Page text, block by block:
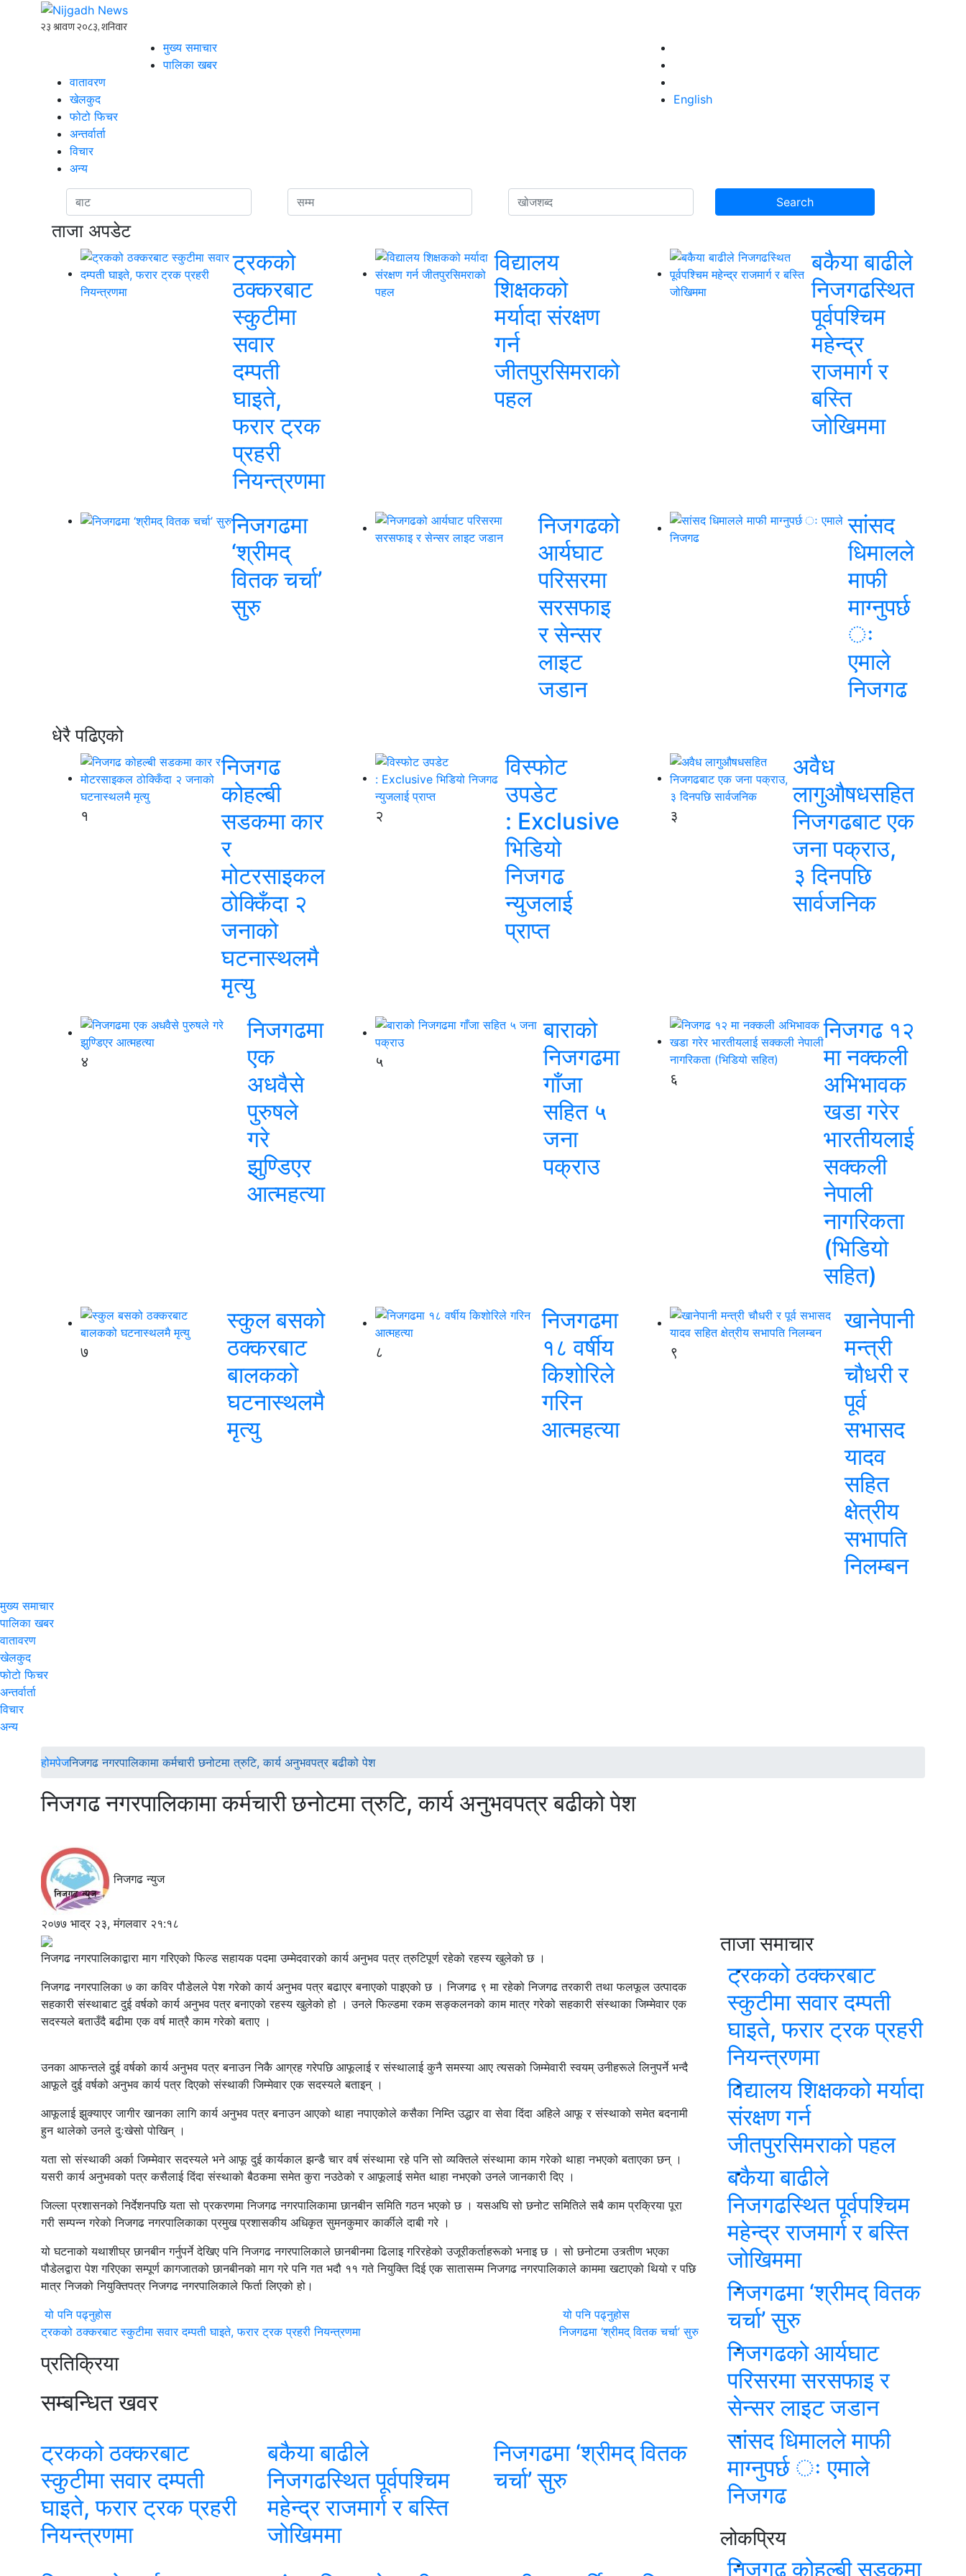
मुख्य समाचार
पालिका खबर
वातावरण
खेलकुद
फोटो फिचर
अन्तर्वार्ता
विचार
अन्य
English
ताजा अपडेट
ट्रकको
ठक्करबाट
स्कुटीमा
सवार
दम्पती
घाइते,
फरार ट्रक
प्रहरी
नियन्त्रणमा
विद्यालय
शिक्षकको
मर्यादा संरक्षण
गर्न
जीतपुरसिमराको
पहल
बकैया बाढीले
निजगढस्थित
पूर्वपश्चिम
महेन्द्र
राजमार्ग र
बस्ति
जोखिममा
निजगढमा
‘श्रीमद्
वितक चर्चा’
सुरु
निजगढको
आर्यघाट
परिसरमा
सरसफाइ
र सेन्सर
लाइट
जडान
सांसद
धिमालले
माफी
माग्नुपर्छ
ः
एमाले
निजगढ
धेरै पढिएको
१
निजगढ
कोहल्बी
सडकमा कार
र
मोटरसाइकल
ठोक्किँदा २
जनाको
घटनास्थलमै
मृत्यु
२
विस्फोट
उपडेट
: Exclusive
भिडियो
निजगढ
न्युजलाई
प्राप्त
३
अवैध
लागुऔषधसहित
निजगढबाट एक
जना पक्राउ,
३ दिनपछि
सार्वजनिक
४
निजगढमा
एक
अधवैसे
पुरुषले
गरे
झुण्डिएर
आत्महत्या
५
बाराको
निजगढमा
गाँजा
सहित ५
जना
पक्राउ
६
निजगढ १२
मा नक्कली
अभिभावक
खडा गरेर
भारतीयलाई
सक्कली
नेपाली
नागरिकता
(भिडियो
सहित)
७
स्कुल बसको
ठक्करबाट
बालकको
घटनास्थलमै
मृत्यु
८
निजगढमा
१८ वर्षीय
किशोरिले
गरिन
आत्महत्या
९
खानेपानी
मन्त्री
चौधरी र
पूर्व
सभासद
यादव
सहित
क्षेत्रीय
सभापति
निलम्बन
मुख्य समाचार
पालिका खबर
वातावरण
खेलकुद
फोटो फिचर
अन्तर्वार्ता
विचार
अन्य
होमपेजनिजगढ नगरपालिकामा कर्मचारी छनोटमा त्रुटि, कार्य अनुभवपत्र बढीको पेश
निजगढ नगरपालिकामा कर्मचारी छनोटमा त्रुटि, कार्य अनुभवपत्र बढीको पेश
निजगढ न्युज
२०७७ भाद्र २३, मंगलवार २१:१८
निजगढ नगरपालिकाद्वारा माग गरिएको फिल्ड सहायक पदमा उम्मेदवारको कार्य अनुभव पत्र त्रुटिपूर्ण रहेको रहस्य खुलेको छ ।
निजगढ नगरपालिका ७ का कविर पौडेलले पेश गरेको कार्य अनुभव पत्र बढाएर बनाएको पाइएको छ । निजगढ ९ मा रहेको निजगढ तरकारी तथा फलफूल उत्पादक
सहकारी संस्थाबाट दुई वर्षको कार्य अनुभव पत्र बनाएको रहस्य खुलेको हो । उनले फिल्डमा रकम सङ्कलनको काम मात्र गरेको सहकारी संस्थाका जिम्मेवार एक
सदस्यले बताउँदै बढीमा एक वर्ष मात्रै काम गरेको बताए ।
उनका आफन्तले दुई वर्षको कार्य अनुभव पत्र बनाउन निकै आग्रह गरेपछि आफूलाई र संस्थालाई कुनै समस्या आए त्यसको जिम्मेवारी स्वयम् उनीहरूले लिनुपर्ने भन्दै
आफूले दुई वर्षको अनुभव कार्य पत्र दिएको संस्थाकी जिम्मेवार एक सदस्यले बताइन् ।
आफूलाई झुक्याएर जागीर खानका लागि कार्य अनुभव पत्र बनाउन आएको थाहा नपाएकोले कसैका निम्ति उद्धार वा सेवा दिंदा अहिले आफू र संस्थाको समेत बदनामी
हुन थालेको उनले दुःखेसो पोखिन् ।
यता सो संस्थाकी अर्का जिम्मेवार सदस्यले भने आफू दुई कार्यकाल झन्डै चार वर्ष संस्थामा रहे पनि सो व्यक्तिले संस्थामा काम गरेको थाहा नभएको बताएका छन् ।
यसरी कार्य अनुभवको पत्र कसैलाई दिंदा संस्थाको बैठकमा समेत कुरा नउठेको र आफूलाई समेत थाहा नभएको उनले जानकारी दिए ।
जिल्ला प्रशासनको निर्देशनपछि यता सो प्रकरणमा निजगढ नगरपालिकामा छानबीन समिति गठन भएको छ । यसअघि सो छनोट समितिले सबै काम प्रक्रिया पूरा
गरी सम्पन्न गरेको निजगढ नगरपालिकाका प्रमुख प्रशासकीय अधिकृत सुमनकुमार कार्कीले दाबी गरे ।
यो घटनाको यथाशीघ्र छानबीन गर्नुपर्ने देखिए पनि निजगढ नगरपालिकाले छानबीनमा ढिलाइ गरिरहेको उजूरीकर्ताहरूको भनाइ छ । सो छनोटमा उत्र्तीण भएका
पौडेलद्वारा पेश गरिएका सम्पूर्ण कागजातको छानबीनको माग गरे पनि गत भदौ ११ गते नियुक्ति दिई एक सातासम्म निजगढ नगरपालिकाले काममा खटाएको थियो र पछि
मात्र निजको नियुक्तिपत्र निजगढ नगरपालिकाले फिर्ता लिएको हो।
यो पनि पढ्नुहोस
ट्रकको ठक्करबाट स्कुटीमा सवार दम्पती घाइते, फरार ट्रक प्रहरी नियन्त्रणमा
यो पनि पढ्नुहोस
निजगढमा ‘श्रीमद् वितक चर्चा’ सुरु
प्रतिक्रिया
सम्बन्धित खवर
ट्रकको ठक्करबाट
स्कुटीमा सवार दम्पती
घाइते, फरार ट्रक प्रहरी
नियन्त्रणमा
बकैया बाढीले
निजगढस्थित पूर्वपश्चिम
महेन्द्र राजमार्ग र बस्ति
जोखिममा
निजगढमा ‘श्रीमद् वितक
चर्चा’ सुरु
ताजा समाचार
ट्रकको ठक्करबाट
स्कुटीमा सवार दम्पती
घाइते, फरार ट्रक प्रहरी
नियन्त्रणमा
विद्यालय शिक्षकको मर्यादा
संरक्षण गर्न
जीतपुरसिमराको पहल
बकैया बाढीले
निजगढस्थित पूर्वपश्चिम
महेन्द्र राजमार्ग र बस्ति
जोखिममा
निजगढमा ‘श्रीमद् वितक
चर्चा’ सुरु
निजगढको आर्यघाट
परिसरमा सरसफाइ र
सेन्सर लाइट जडान
सांसद धिमालले माफी
माग्नुपर्छ ः एमाले
निजगढ
लोकप्रिय
निजगढ कोहल्बी सडकमा